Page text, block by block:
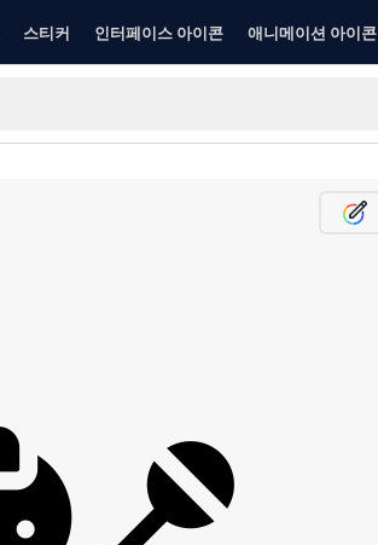
스티커 인터페이스 아이콘 애니메이션 아이콘